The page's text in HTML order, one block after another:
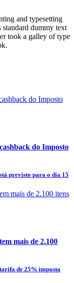
and typesetting
standard dummy text
took a galley of type
do Imposto
previsto para o dia 15
mais de 2.100
de 25% imposta